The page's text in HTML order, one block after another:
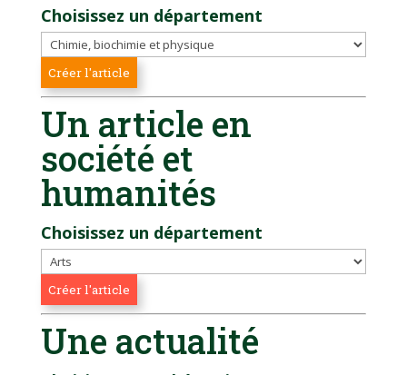
Choisissez un département
Un article en
société et
humanités
Choisissez un département
Une actualité